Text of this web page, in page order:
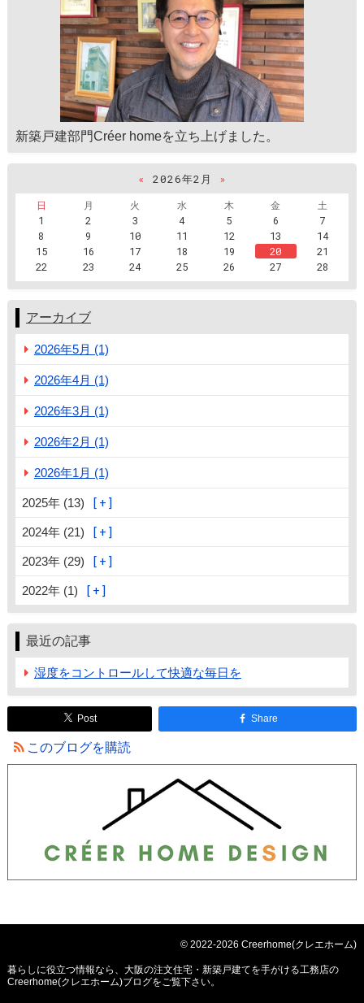
新築戸建部門Créer homeを立ち上げました。
« 2026年2月
»
日
月 火 水 木 金
土
1
2 3 4 5 6
7
8
9 10 11 12 13
14
15
16 17 18 19 20
21
22
23 24 25 26 27 28
アーカイブ
2026年5月 (1)
2026年4月 (1)
2026年3月 (1)
2026年2月 (1)
2026年1月 (1)
2025年 (13)
2024年 (21)
2023年 (29)
2022年 (1)
最近の記事
湿度をコントロールして快適な毎日を
Post Share
このブログを購読
© 2022-2026 Creerhome(クレエホーム)
暮らしに役立つ情報なら、 大阪の注文住宅・新築戸建てを手がける工務店の
Creerhome(クレエホーム)ブログをご覧下さい。